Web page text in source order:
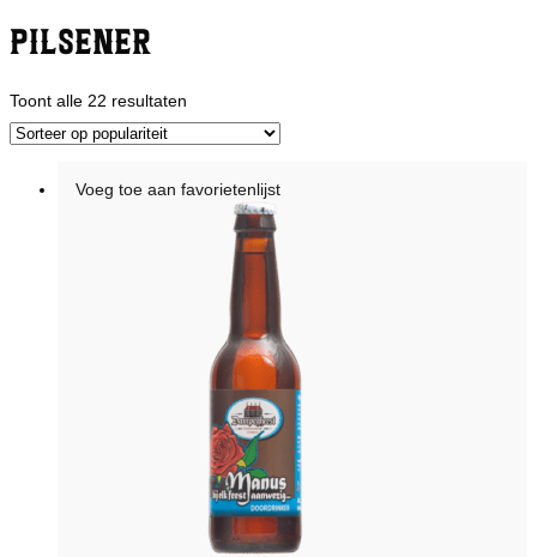
Pilsener
Toont alle 22 resultaten
op
populariteit
Voeg toe aan favorietenlijst